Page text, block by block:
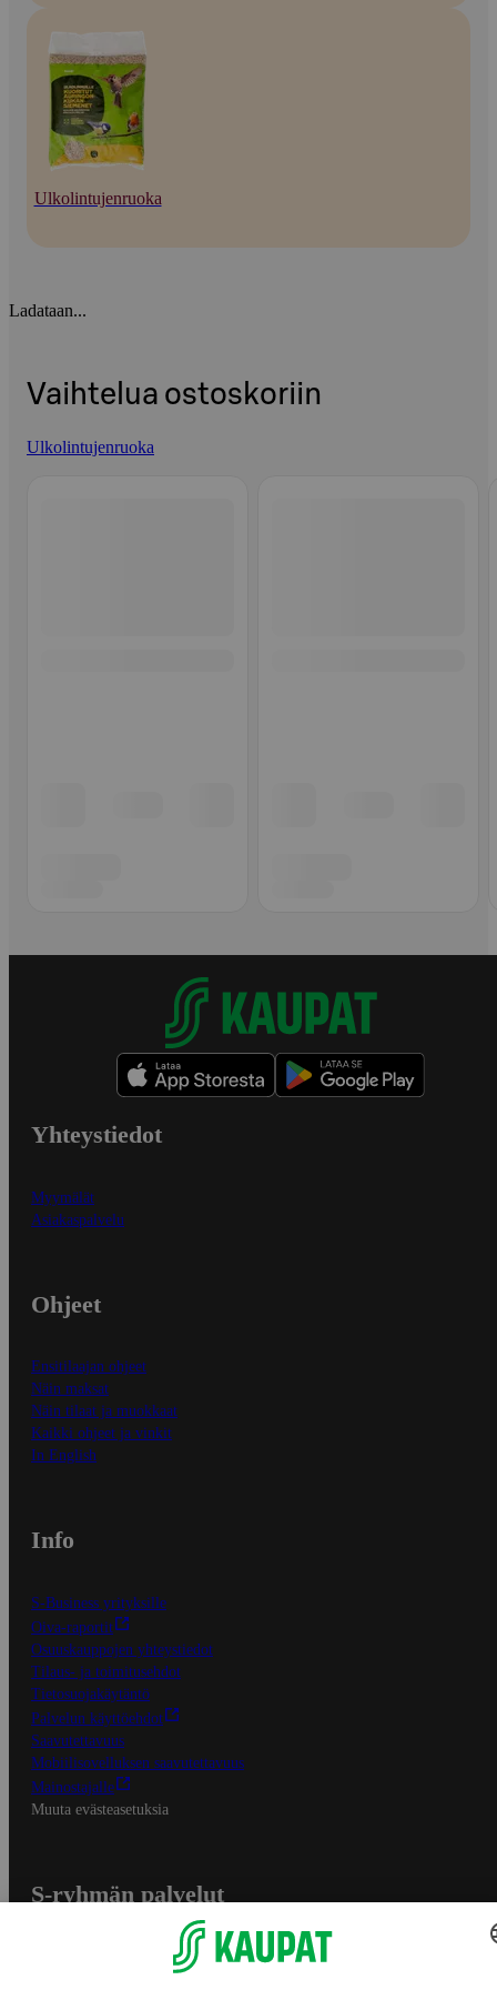
Ulkolintujenruoka
Ladataan...
Vaihtelua ostoskoriin
Ulkolintujenruoka
Yhteystiedot
Myymälät
Asiakaspalvelu
Ohjeet
Ensitilaajan ohjeet
Näin maksat
Näin tilaat ja muokkaat
Kaikki ohjeet ja vinkit
In English
Info
S-Business yrityksille
Oiva-raportit
Osuuskauppojen yhteystiedot
Tilaus- ja toimitusehdot
Tietosuojakäytäntö
Palvelun käyttöehdot
Saavutettavuus
Mobiilisovelluksen saavutettavuus
Mainostajalle
Muuta evästeasetuksia
S-ryhmän palvelut